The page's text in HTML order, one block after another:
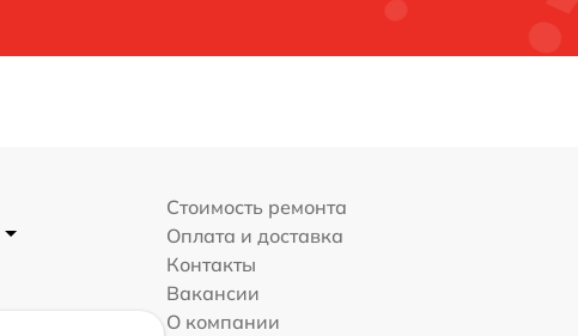
Стоимость ремонта
Оплата и доставка
Контакты
Вакансии
О компании